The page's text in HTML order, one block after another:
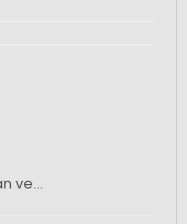
ve…